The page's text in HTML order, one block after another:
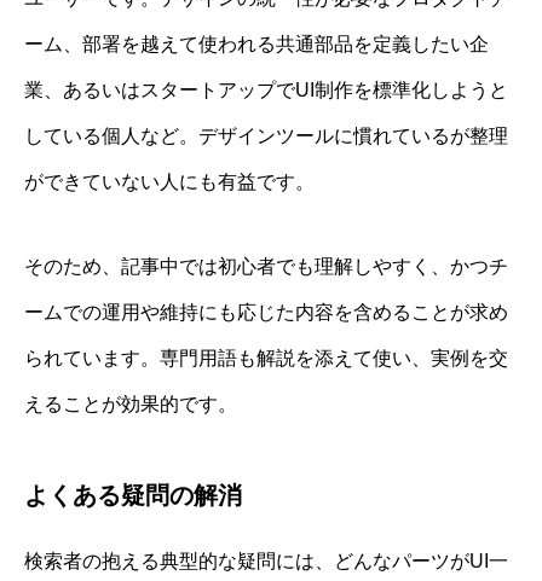
ーム、部署を越えて使われる共通部品を定義したい企
業、あるいはスタートアップでUI制作を標準化しようと
している個人など。デザインツールに慣れているが整理
ができていない人にも有益です。
そのため、記事中では初心者でも理解しやすく、かつチ
ームでの運用や維持にも応じた内容を含めることが求め
られています。専門用語も解説を添えて使い、実例を交
えることが効果的です。
よくある疑問の解消
検索者の抱える典型的な疑問には、どんなパーツがUI一